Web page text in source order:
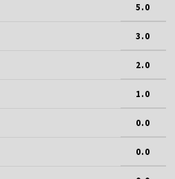
5.0
3.0
2.0
1.0
0.0
0.0